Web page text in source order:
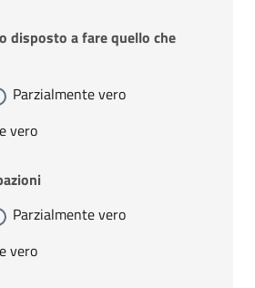
disposto a fare quello che
Parzialmente vero
vero
Parzialmente vero
vero